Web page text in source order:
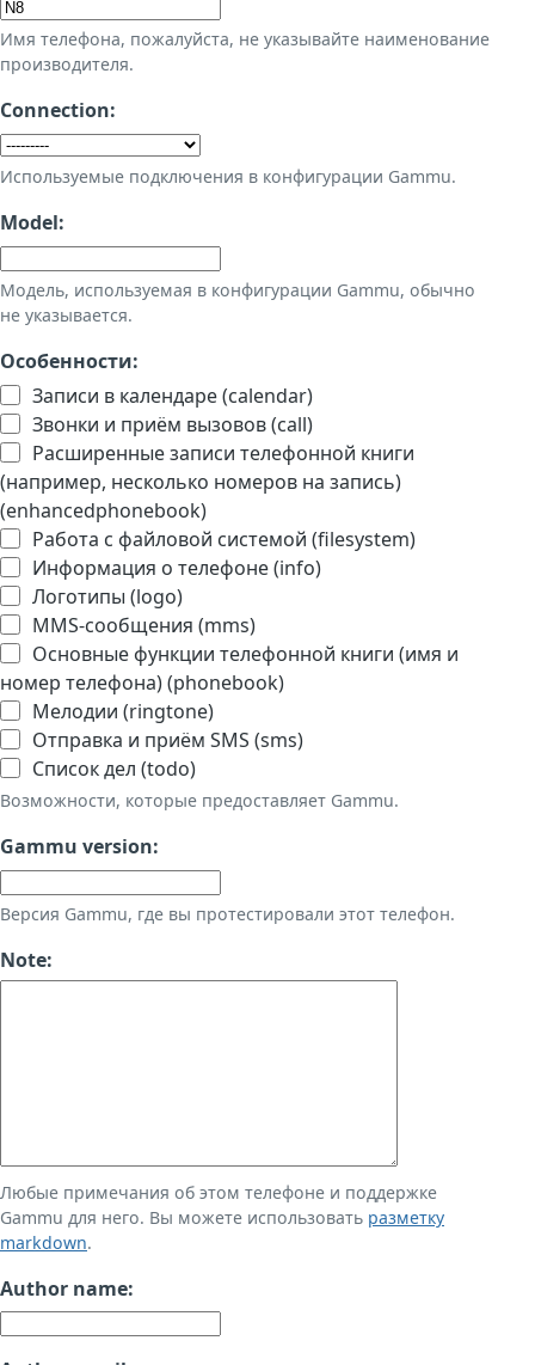
Имя телефона, пожалуйста, не указывайте наименование
производителя.
Connection:
Используемые подключения в конфигурации Gammu.
Model:
Модель, используемая в конфигурации Gammu, обычно
не указывается.
Особенности:
Записи в календаре (calendar)
Звонки и приём вызовов (call)
Расширенные записи телефонной книги
(например, несколько номеров на запись)
(enhancedphonebook)
Работа с файловой системой (filesystem)
Информация о телефоне (info)
Логотипы (logo)
MMS-сообщения (mms)
Основные функции телефонной книги (имя и
номер телефона) (phonebook)
Мелодии (ringtone)
Отправка и приём SMS (sms)
Список дел (todo)
Возможности, которые предоставляет Gammu.
Gammu version:
Версия Gammu, где вы протестировали этот телефон.
Note:
Любые примечания об этом телефоне и поддержке
Gammu для него. Вы можете использовать разметку
markdown.
Author name: